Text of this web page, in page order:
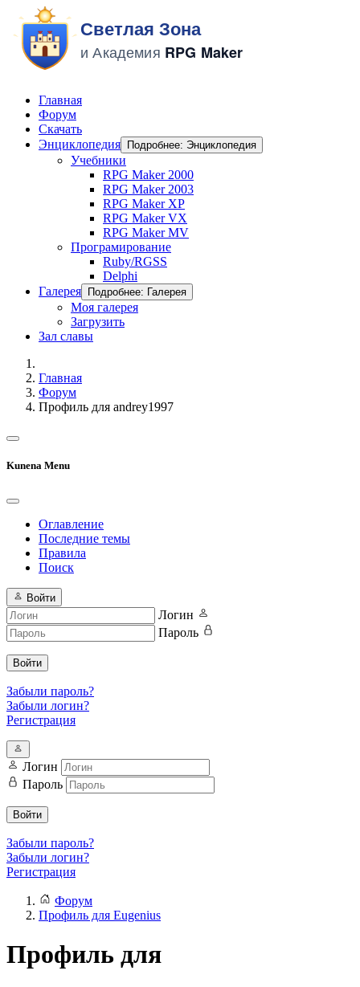
Главная
Форум
Скачать
Энциклопедия
Подробнее: Энциклопедия
Учебники
RPG Maker 2000
RPG Maker 2003
RPG Maker XP
RPG Maker VX
RPG Maker MV
Програмирование
Ruby/RGSS
Delphi
Галерея
Подробнее: Галерея
Моя галерея
Загрузить
Зал славы
Главная
Форум
Профиль для andrey1997
Kunena Menu
Оглавление
Последние темы
Правила
Поиск
Войти
Логин
Пароль
Войти
Забыли пароль?
Забыли логин?
Регистрация
Логин
Пароль
Войти
Забыли пароль?
Забыли логин?
Регистрация
Форум
Профиль для Eugenius
Профиль для